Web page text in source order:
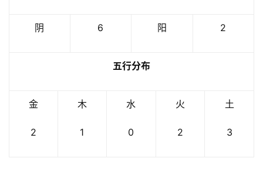
阴 6 阳 2
五行分布
金
2
木
1
水
0
火
2
土
3